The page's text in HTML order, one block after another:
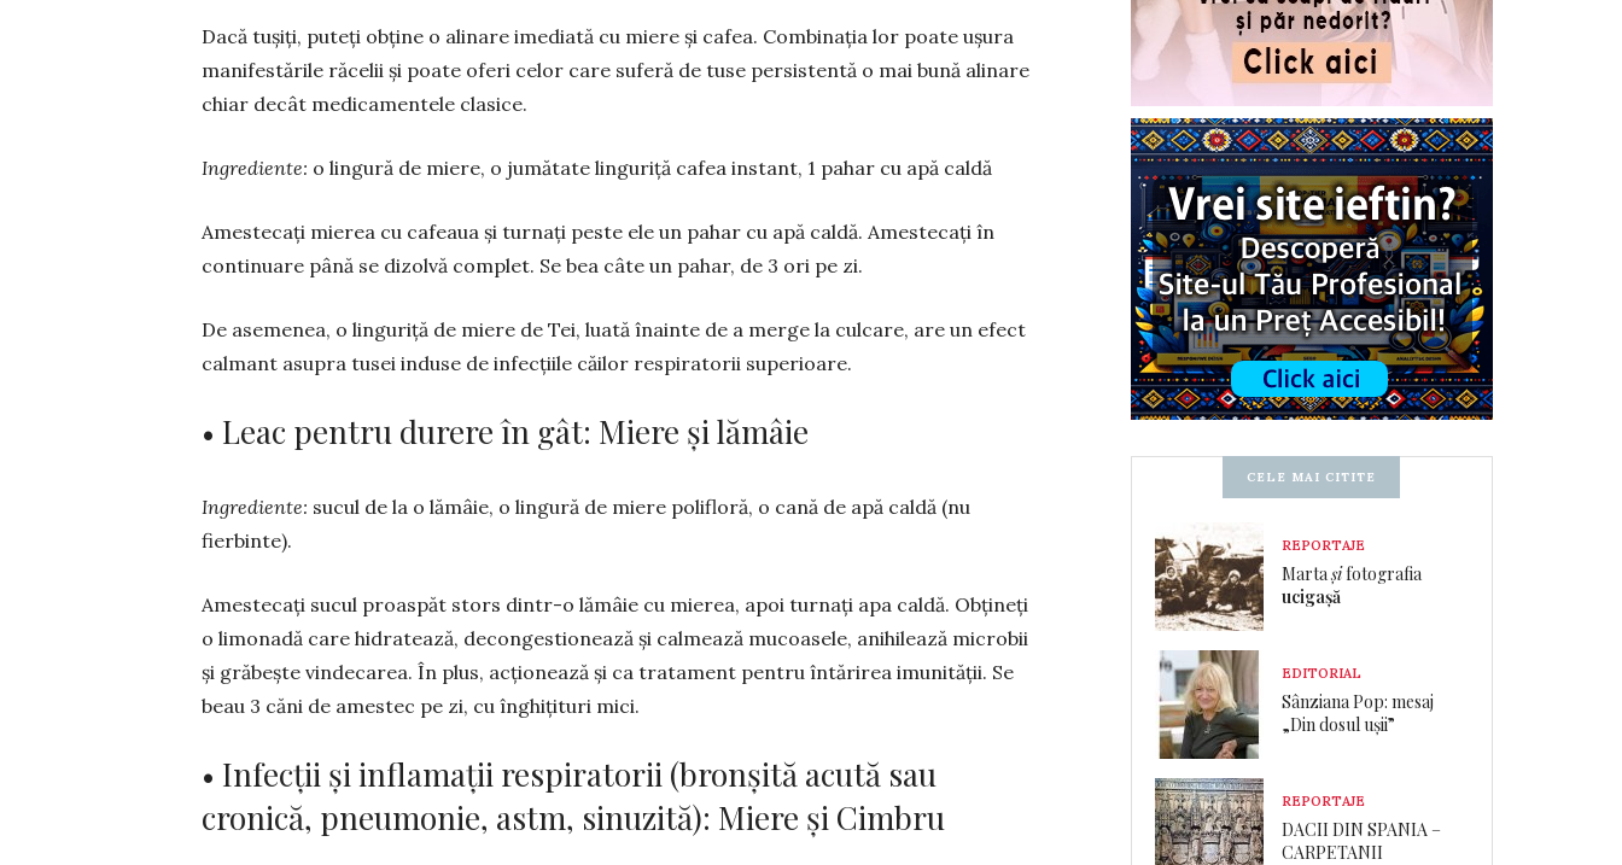
Dacă tușiți, puteți obține o alinare imediată cu miere și cafea. Combinația lor poate ușura
manifestările răcelii și poate oferi celor care suferă de tuse persistentă o mai bună alinare
chiar decât medicamentele clasice.
Ingrediente: o lingură de miere, o jumătate lin­gu­riță cafea instant, 1 pahar cu apă caldă
Amestecați mierea cu cafeaua și turnați peste ele un pahar cu apă caldă. Amestecați în
conti­nua­re până se dizolvă complet. Se bea câte un pahar, de 3 ori pe zi.
De asemenea, o linguriță de miere de Tei, luată înainte de a merge la culcare, are un efect
calmant asupra tusei induse de infecțiile căilor respiratorii superioare.
• Leac pentru durere în gât: Miere și lămâie
Ingrediente: sucul de la o lămâie, o lingură de miere polifloră, o cană de apă caldă (nu
fierbinte).
Amestecați sucul proaspăt stors dintr-o lămâie cu mierea, apoi turnați apa caldă. Obțineți
o li­mo­na­dă care hidratează, decongestionează și cal­mează mucoasele, anihilează microbii
și grăbește vindecarea. În plus, acționează și ca tra­tament pen­tru întă­ri­rea imunității. Se
beau 3 căni de ames­tec pe zi, cu în­ghițituri mici.
• Infecții și inflamații respiratorii (bronșită acută sau
cronică, pneumonie, astm, sinuzită): Miere și Cimbru
CELE MAI CITITE
REPORTAJE
Martașifotografia
ucigașă
EDITORIAL
Sânziana Pop: mesaj
„Din dosul ușii”
REPORTAJE
DACII DIN SPANIA –
CARPETANII